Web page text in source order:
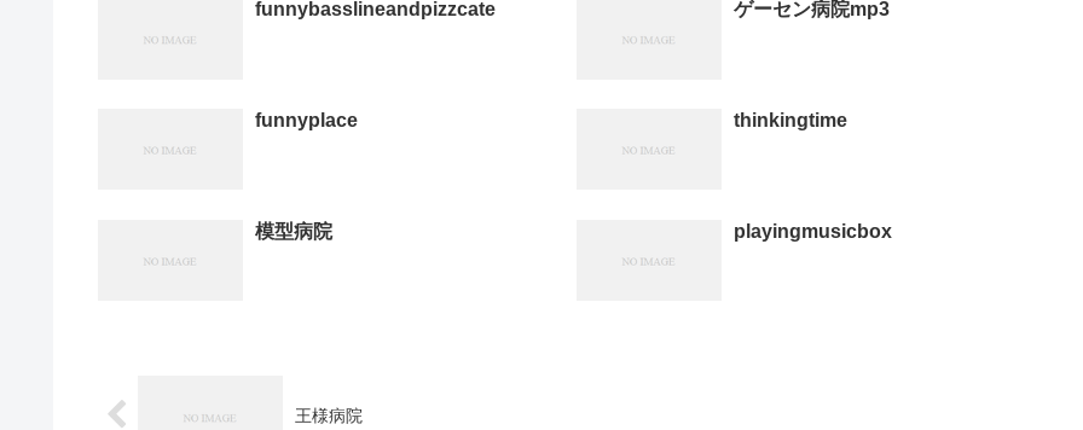
funnybasslineandpizzcate ゲーセン病院mp3
funnyplace thinkingtime
模型病院 playingmusicbox
王様病院